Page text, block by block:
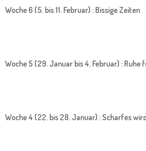
Woche 6 (5. bis 11. Februar) : Bissige Zeiten
Woche 5 (29. Januar bis 4. Februar) : Ruhe
Woche 4 (22. bis 28. Januar) : Scharfes